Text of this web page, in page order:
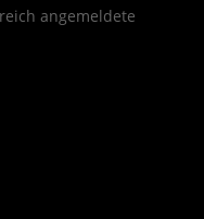
angemeldete